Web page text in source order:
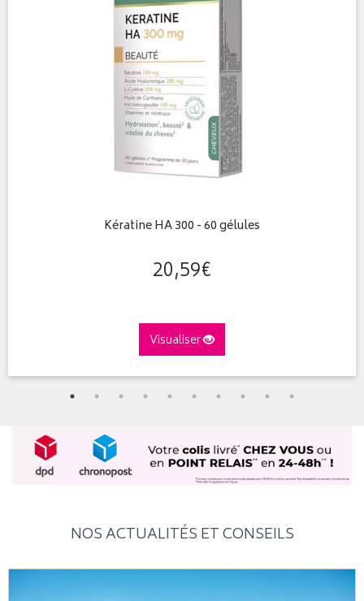
Kératine HA 300 - 60 gélules
20,59€
Visualiser
NOS ACTUALITÉS ET CONSEILS